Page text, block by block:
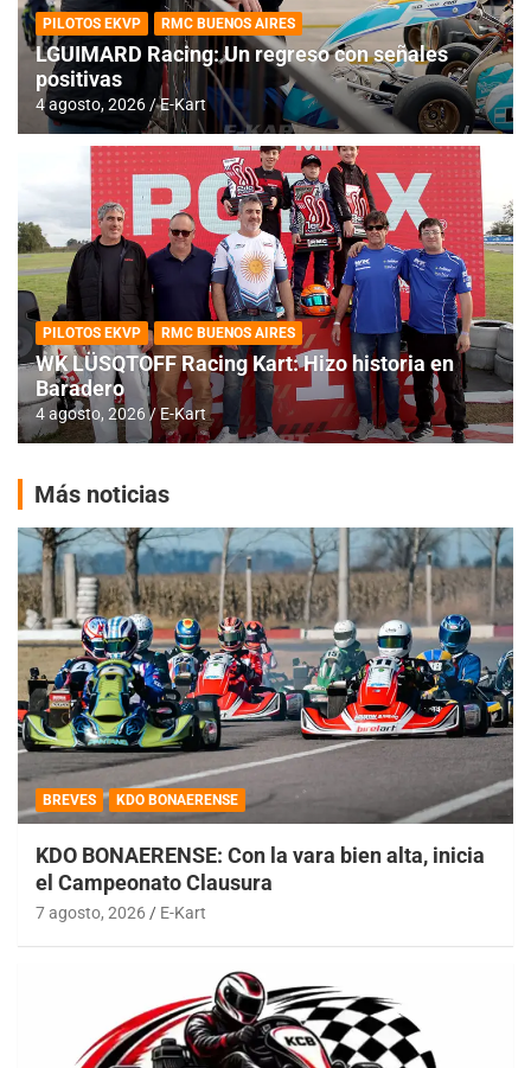
PILOTOS EKVP RMC BUENOS AIRES
LGUIMARD Racing: Un regreso con señales
positivas
4 agosto, 2026 E-Kart
PILOTOS EKVP RMC BUENOS AIRES
WK LÜSQTOFF Racing Kart: Hizo historia en
Baradero
4 agosto, 2026 E-Kart
Más noticias
BREVES KDO BONAERENSE
KDO BONAERENSE: Con la vara bien alta, inicia
el Campeonato Clausura
7 agosto, 2026 E-Kart